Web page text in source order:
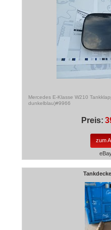
Mercedes E-Klasse W210
dunkelblau)#9966
Preis:
zum